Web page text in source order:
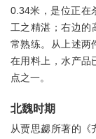
0.34米，是位正在
工之精湛；右边的
常熟练。从上述两
在用料上，水产品
点之一。
北魏时期
从贾思勰所著的《